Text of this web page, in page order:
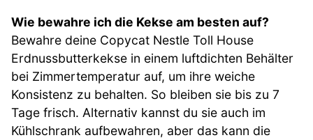
Wie bewahre ich die Kekse am besten auf?
Bewahre deine Copycat Nestle Toll House
Erdnussbutterkekse in einem luftdichten Behälter
bei Zimmertemperatur auf, um ihre weiche
Konsistenz zu behalten. So bleiben sie bis zu 7
Tage frisch. Alternativ kannst du sie auch im
Kühlschrank aufbewahren, aber das kann die